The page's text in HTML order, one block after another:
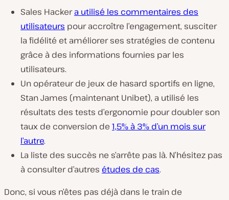
Sales Hackera utilisé les commentaires des
utilisateurs pour accroître l’engagement, susciter
la fidélité et améliorer ses stratégies de contenu
grâce à des informations fournies par les
utilisateurs.
Un opérateur de jeux de hasard sportifs en ligne,
Stan James (maintenant Unibet), a utilisé les
résultats des tests d’ergonomie pour doubler son
taux de conversion de 1,5% à 3% d’un mois sur
l’autre.
La liste des succès ne s’arrête pas là. N’hésitez pas
à consulter d’autres études de cas.
Donc, si vous n’êtes pas déjà dans le train de